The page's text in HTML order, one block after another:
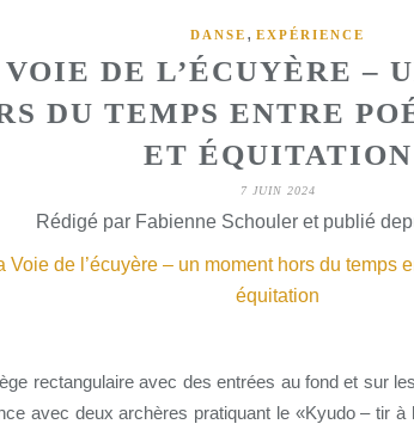
DANSE , EXPÉRIENCE
DE L’ÉCUYÈRE –
DU TEMPS ENTRE
ET ÉQUITATION
7 JUIN 2024
Rédigé par Fabienne Schouler et publié
rectangulaire avec des entrées au fond et sur
avec deux archères pratiquant le «Kyudo – tir à